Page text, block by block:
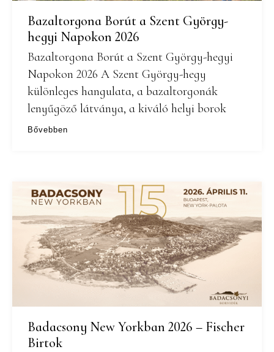
Bazaltorgona Borút a Szent György-
hegyi Napokon 2026
Bazaltorgona Borút a Szent György-hegyi
Napokon 2026 A Szent György-hegy
különleges hangulata, a bazaltorgonák
lenyűgöző látványa, a kiváló helyi borok
Bővebben
Badacsony New Yorkban 2026 – Fischer
Birtok